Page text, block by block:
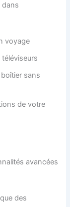
dans
voyage
sans
de votre
avancées
des